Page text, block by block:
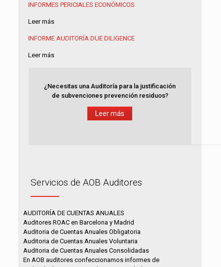
INFORMES PERICIALES ECONÓMICOS
Leer más
INFORME AUDITORÍA DUE DILIGENCE
Leer más
¿Necesitas una Auditoría para la justificación
de subvenciones prevención residuos?
Leer más
Servicios de AOB Auditores
AUDITORÍA DE CUENTAS ANUALES
Auditores ROAC en Barcelona y Madrid
Auditoria de Cuentas Anuales Obligatoria
Auditoria de Cuentas Anuales Voluntaria
Auditoria de Cuentas Anuales Consolidadas
En AOB auditores confeccionamos informes de